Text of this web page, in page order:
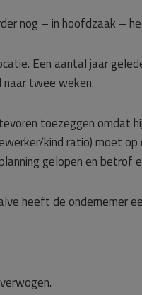
nog – in hoofdzaak –
Een aantal jaar
twee weken.
toezeggen omdat
kind ratio) moet op
gelopen en betrof
heeft de ondernemer